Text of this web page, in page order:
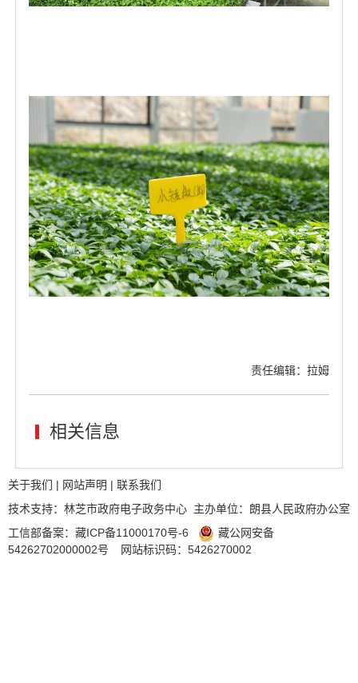
责任编辑：拉姆
相关信息
关于我们 | 网站声明 | 联系我们
技术支持：林芝市政府电子政务中心 主办单位：朗县人民政府办公室
工信部备案： 藏ICP备11000170号-6
藏公网安备
54262702000002号
网站标识码：5426270002